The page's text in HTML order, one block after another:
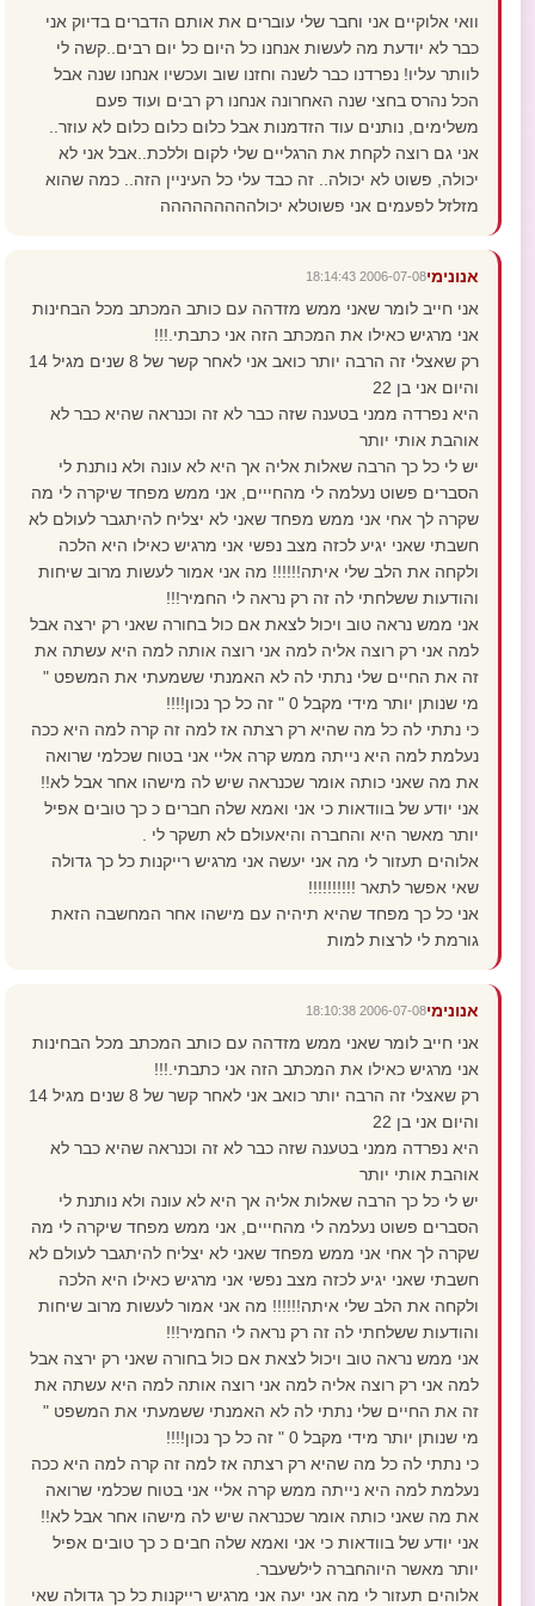
וואי אלוקיים אני וחבר שלי עוברים את אותם הדברים בדיוק אני
כבר לא יודעת מה לעשות אנחנו כל היום כל יום רבים..קשה לי
לוותר עליו! נפרדנו כבר לשנה וחזנו שוב ועכשיו אנחנו שנה אבל
הכל נהרס בחצי שנה האחרונה אנחנו רק רבים ועוד פעם
משלימים, נותנים עוד הזדמנות אבל כלום כלום כלום לא עוזר..
אני גם רוצה לקחת את הרגליים שלי לקום וללכת..אבל אני לא
יכולה, פשוט לא יכולה.. זה כבד עלי כל העיניין הזה.. כמה שהוא
מזלזל לפעמים אני פשוטלא יכולההההההההה
אנונימי2006-07-08 18:14:43
אני חייב לומר שאני ממש מזדהה עם כותב המכתב מכל הבחינות
אני מרגיש כאילו את המכתב הזה אני כתבתי.!!!
רק שאצלי זה הרבה יותר כואב אני לאחר קשר של 8 שנים מגיל 14
והיום אני בן 22
היא נפרדה ממני בטענה שזה כבר לא זה וכנראה שהיא כבר לא
אוהבת אותי יותר
יש לי כל כך הרבה שאלות אליה אך היא לא עונה ולא נותנת לי
הסברים פשוט נעלמה לי מהחייים, אני ממש מפחד שיקרה לי מה
שקרה לך אחי אני ממש מפחד שאני לא יצליח להיתגבר לעולם לא
חשבתי שאני יגיע לכזה מצב נפשי אני מרגיש כאילו היא הלכה
ולקחה את הלב שלי איתה!!!!!! מה אני אמור לעשות מרוב שיחות
והודעות ששלחתי לה זה רק נראה לי החמיר!!!
אני ממש נראה טוב ויכול לצאת אם כול בחורה שאני רק ירצה אבל
למה אני רק רוצה אליה למה אני רוצה אותה למה היא עשתה את
זה את החיים שלי נתתי לה לא האמנתי ששמעתי את המשפט "
מי שנותן יותר מידי מקבל 0 " זה כל כך נכון!!!!
כי נתתי לה כל מה שהיא רק רצתה אז למה זה קרה למה היא ככה
נעלמת למה היא נייתה ממש קרה אליי אני בטוח שכלמי שרואה
את מה שאני כותה אומר שכנראה שיש לה מישהו אחר אבל לא!!
אני יודע של בוודאות כי אני ואמא שלה חברים כ כך טובים אפיל
יותר מאשר היא והחברה והיאעולם לא תשקר לי .
אלוהים תעזור לי מה אני יעשה אני מרגיש רייקנות כל כך גדולה
שאי אפשר לתאר !!!!!!!!!!
אני כל כך מפחד שהיא תיהיה עם מישהו אחר המחשבה הזאת
גורמת לי לרצות למות
אנונימי2006-07-08 18:10:38
אני חייב לומר שאני ממש מזדהה עם כותב המכתב מכל הבחינות
אני מרגיש כאילו את המכתב הזה אני כתבתי.!!!
רק שאצלי זה הרבה יותר כואב אני לאחר קשר של 8 שנים מגיל 14
והיום אני בן 22
היא נפרדה ממני בטענה שזה כבר לא זה וכנראה שהיא כבר לא
אוהבת אותי יותר
יש לי כל כך הרבה שאלות אליה אך היא לא עונה ולא נותנת לי
הסברים פשוט נעלמה לי מהחייים, אני ממש מפחד שיקרה לי מה
שקרה לך אחי אני ממש מפחד שאני לא יצליח להיתגבר לעולם לא
חשבתי שאני יגיע לכזה מצב נפשי אני מרגיש כאילו היא הלכה
ולקחה את הלב שלי איתה!!!!!! מה אני אמור לעשות מרוב שיחות
והודעות ששלחתי לה זה רק נראה לי החמיר!!!
אני ממש נראה טוב ויכול לצאת אם כול בחורה שאני רק ירצה אבל
למה אני רק רוצה אליה למה אני רוצה אותה למה היא עשתה את
זה את החיים שלי נתתי לה לא האמנתי ששמעתי את המשפט "
מי שנותן יותר מידי מקבל 0 " זה כל כך נכון!!!!
כי נתתי לה כל מה שהיא רק רצתה אז למה זה קרה למה היא ככה
נעלמת למה היא נייתה ממש קרה אליי אני בטוח שכלמי שרואה
את מה שאני כותה אומר שכנראה שיש לה מישהו אחר אבל לא!!
אני יודע של בוודאות כי אני ואמא שלה חבים כ כך טובים אפיל
יותר מאשר היוהחברה לילשעבר.
אלוהים תעזור לי מה אני יעה אני מרגיש רייקנות כל כך גדולה שאי